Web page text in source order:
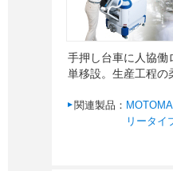
手押し台車に人協働
単移設。生産工程の
関連製品：
リータイ